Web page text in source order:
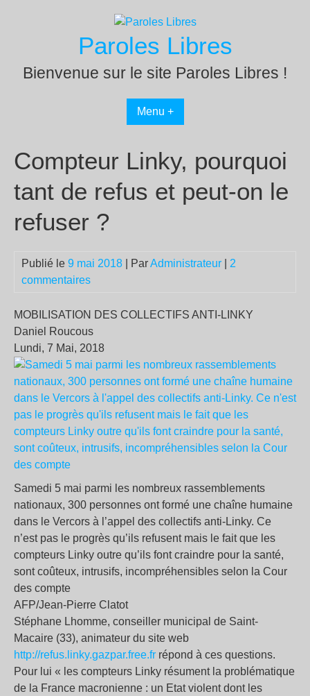
Paroles Libres
Bienvenue sur le site Paroles Libres !
Menu +
Compteur Linky, pourquoi
tant de refus et peut-on le
refuser ?
Publié le 9 mai 2018 | ParAdministrateur
2
commentaires
MOBILISATION DES COLLECTIFS ANTI-LINKY
Daniel Roucous
Lundi, 7 Mai, 2018
Samedi 5 mai parmi les nombreux rassemblements
nationaux, 300 personnes ont formé une chaîne humaine
dans le Vercors à l’appel des collectifs anti-Linky. Ce
n’est pas le progrès qu’ils refusent mais le fait que les
compteurs Linky outre qu’ils font craindre pour la santé,
sont coûteux, intrusifs, incompréhensibles selon la Cour
des compte
AFP/Jean-Pierre Clatot
Stéphane Lhomme, conseiller municipal de Saint-
Macaire (33), animateur du site web
http://refus.linky.gazpar.free.fr répond à ces questions.
Pour lui « les compteurs Linky résument la problématique
de la France macronienne : un Etat violent dont les